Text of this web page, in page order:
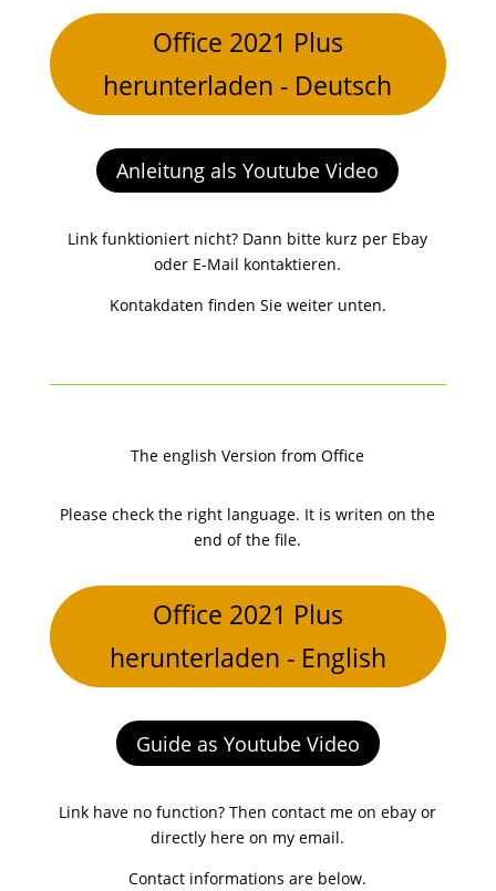
Office 2021 Plus
herunterladen - Deutsch
Anleitung als Youtube Video
Link funktioniert nicht? Dann bitte kurz per Ebay
oder E-Mail kontaktieren.
Kontakdaten finden Sie weiter unten.
The english Version from Office
Please check the right language. It is writen on the
end of the file.
Office 2021 Plus
herunterladen - English
Guide as Youtube Video
Link have no function? Then contact me on ebay or
directly here on my email.
Contact informations are below.